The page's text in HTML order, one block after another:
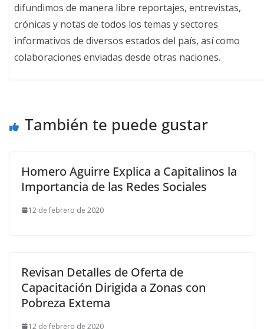
difundimos de manera libre reportajes, entrevistas,
crónicas y notas de todos los temas y sectores
informativos de diversos estados del país, así como
colaboraciones enviadas desde otras naciones.
También te puede gustar
Homero Aguirre Explica a Capitalinos la
Importancia de las Redes Sociales
12 de febrero de 2020
Revisan Detalles de Oferta de
Capacitación Dirigida a Zonas con
Pobreza Extema
12 de febrero de 2020